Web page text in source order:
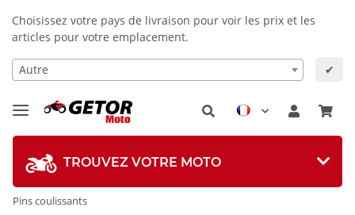
Choisissez votre pays de livraison pour voir les prix et les
articles pour votre emplacement.
Autre ✔
TROUVEZ VOTRE MOTO
Pins coulissants